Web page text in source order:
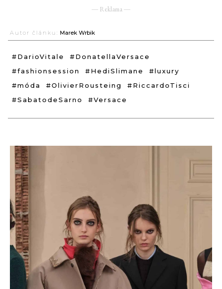
― Reklama ―
Autor článku: Marek Wrbik
#DarioVitale
#DonatellaVersace
#fashionsession
#HediSlimane
#luxury
#móda
#OlivierRousteing
#RiccardoTisci
#SabatodeSarno
#Versace